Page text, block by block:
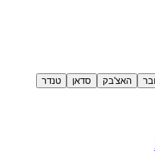
האצ'בק סדאן טנדר